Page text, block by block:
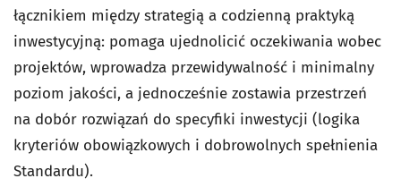
łącznikiem między strategią a codzienną praktyką
inwestycyjną: pomaga ujednolicić oczekiwania wobec
projektów, wprowadza przewidywalność i minimalny
poziom jakości, a jednocześnie zostawia przestrzeń
na dobór rozwiązań do specyfiki inwestycji (logika
kryteriów obowiązkowych i dobrowolnych spełnienia
Standardu).